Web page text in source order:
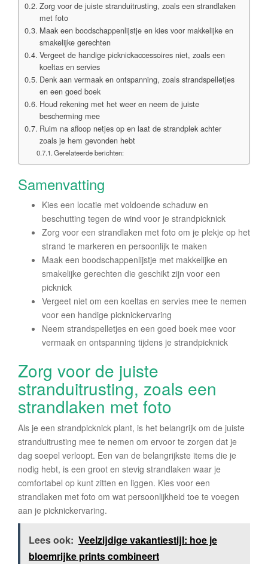
Zorg voor de juiste stranduitrusting, zoals een strandlaken
met foto
Maak een boodschappenlijstje en kies voor makkelijke en
smakelijke gerechten
Vergeet de handige picknickaccessoires niet, zoals een
koeltas en servies
Denk aan vermaak en ontspanning, zoals strandspelletjes
en een goed boek
Houd rekening met het weer en neem de juiste
bescherming mee
Ruim na afloop netjes op en laat de strandplek achter
zoals je hem gevonden hebt
Gerelateerde berichten:
Samenvatting
Kies een locatie met voldoende schaduw en
beschutting tegen de wind voor je strandpicknick
Zorg voor een strandlaken met foto om je plekje op het
strand te markeren en persoonlijk te maken
Maak een boodschappenlijstje met makkelijke en
smakelijke gerechten die geschikt zijn voor een
picknick
Vergeet niet om een koeltas en servies mee te nemen
voor een handige picknickervaring
Neem strandspelletjes en een goed boek mee voor
vermaak en ontspanning tijdens je strandpicknick
Zorg voor de juiste
stranduitrusting, zoals een
strandlaken met foto
Als je een strandpicknick plant, is het belangrijk om de juiste
stranduitrusting mee te nemen om ervoor te zorgen dat je
dag soepel verloopt. Een van de belangrijkste items die je
nodig hebt, is een groot en stevig strandlaken waar je
comfortabel op kunt zitten en liggen. Kies voor een
strandlaken met foto om wat persoonlijkheid toe te voegen
aan je picknickervaring.
Lees ook: Veelzijdige vakantiestijl: hoe je
bloemrijke prints combineert